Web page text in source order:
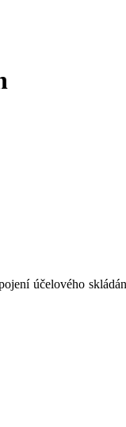
účelového